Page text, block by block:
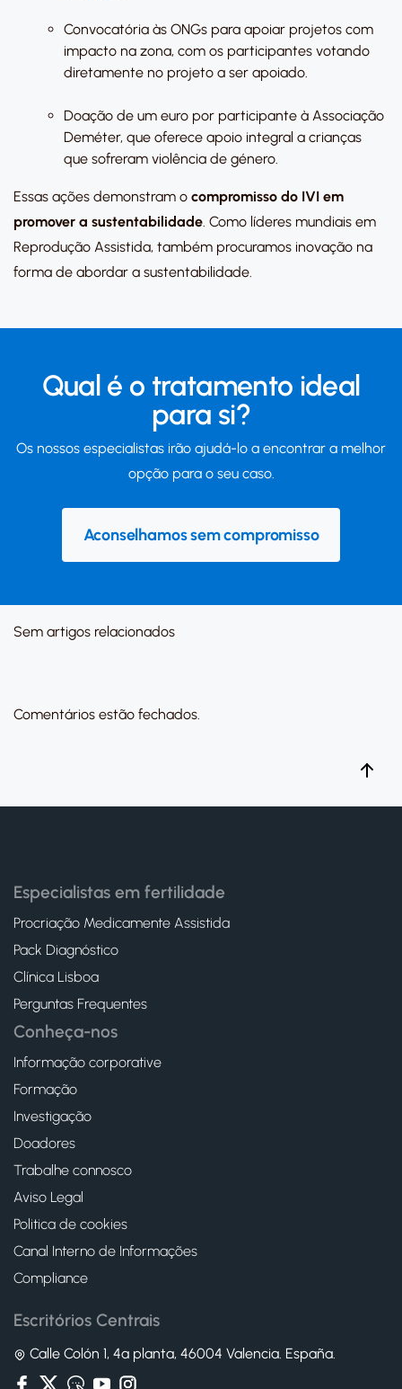
Convocatória às ONGs para apoiar projetos com
impacto na zona, com os participantes votando
diretamente no projeto a ser apoiado.
Doação de um euro por participante à Associação
Deméter, que oferece apoio integral a crianças
que sofreram violência de género.
Essas ações demonstram o compromisso do IVI em
promover a sustentabilidade. Como líderes mundiais em
Reprodução Assistida, também procuramos inovação na
forma de abordar a sustentabilidade.
Qual é o tratamento ideal
para si?
Os nossos especialistas irão ajudá-lo a encontrar a melhor
opção para o seu caso.
Aconselhamos sem compromisso
Sem artigos relacionados
Comentários estão fechados.
Especialistas em fertilidade
Procriação Medicamente Assistida
Pack Diagnóstico
Clínica Lisboa
Perguntas Frequentes
Conheça-nos
Informação corporative
Formação
Investigação
Doadores
Trabalhe connosco
Aviso Legal
Politica de cookies
Canal Interno de Informações
Compliance
Escritórios Centrais
Calle Colón 1, 4ª planta, 46004 Valencia. España.